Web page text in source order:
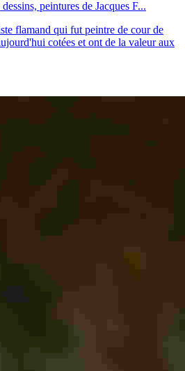
peintures de Jacques F...
flamand qui fut peintre de cour de
cotées et ont de la valeur aux